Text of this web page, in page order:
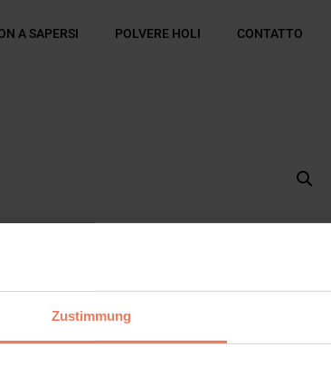
Zustimmung
A SAPERSI POLVERE HOLI CONTATTO